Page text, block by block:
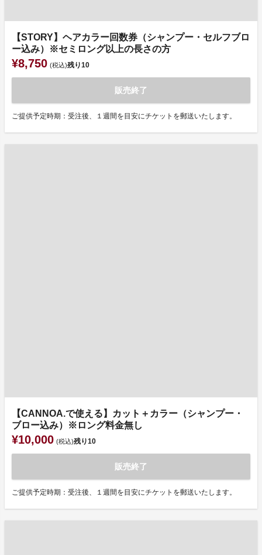
【STORY】ヘアカラー回数券（シャンプー・セルフブロ
ー込み）※セミロング以上の長さの方
¥8,750 (税込)残り10
販売終了
ご提供予定時期：受注後、１週間を目安にチケットを郵送いたします。
【CANNOA.で使える】カット＋カラー（シャンプー・
ブロー込み）※ロング料金無し
¥10,000 (税込)残り10
販売終了
ご提供予定時期：受注後、１週間を目安にチケットを郵送いたします。